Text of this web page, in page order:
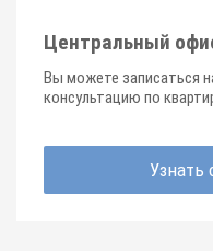
Центральный
Вы можете записаться
консультацию по
Узнать